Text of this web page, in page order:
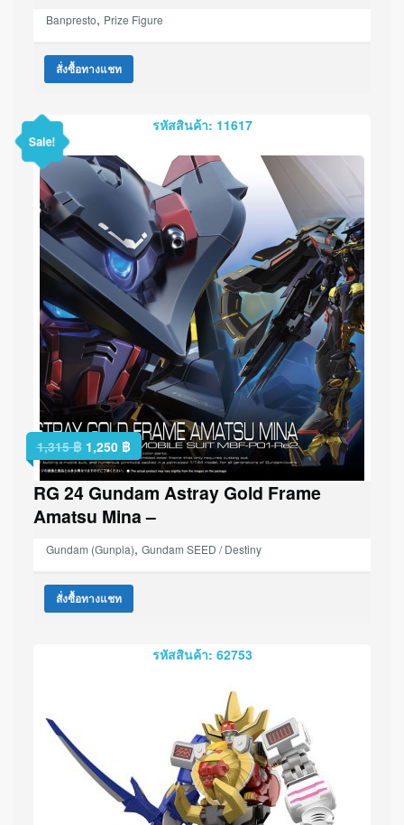
Banpresto, Prize Figure
สั่งซื้อทางแชท
รหัสสินค้า: 11617
Sale!
1,315฿ 1,250 ฿
RG 24 Gundam Astray Gold Frame
Amatsu Mina –
Gundam (Gunpla), Gundam SEED / Destiny
สั่งซื้อทางแชท
รหัสสินค้า: 62753